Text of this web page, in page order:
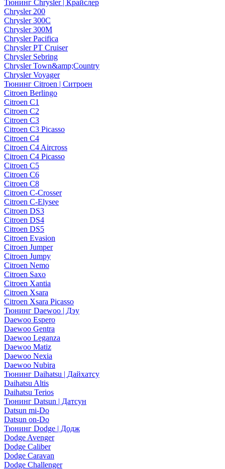
Тюнинг Chrysler | Крайслер
Chrysler 200
Chrysler 300C
Chrysler 300M
Chrysler Pacifica
Chrysler PT Cruiser
Chrysler Sebring
Chrysler Town&amp;Country
Chrysler Voyager
Тюнинг Citroen | Ситроен
Citroen Berlingo
Citroen C1
Citroen C2
Citroen C3
Citroen C3 Picasso
Citroen C4
Citroen C4 Aircross
Citroen C4 Picasso
Citroen C5
Citroen C6
Citroen C8
Citroen C-Crosser
Citroen C-Elysee
Citroen DS3
Citroen DS4
Citroen DS5
Citroen Evasion
Citroen Jumper
Citroen Jumpy
Citroen Nemo
Citroen Saxo
Citroen Xantia
Citroen Xsara
Citroen Xsara Picasso
Тюнинг Daewoo | Дэу
Daewoo Espero
Daewoo Gentra
Daewoo Leganza
Daewoo Matiz
Daewoo Nexia
Daewoo Nubira
Тюнинг Daihatsu | Дайхатсу
Daihatsu Altis
Daihatsu Terios
Тюнинг Datsun | Датсун
Datsun mi-Do
Datsun on-Do
Тюнинг Dodge | Додж
Dodge Avenger
Dodge Caliber
Dodge Caravan
Dodge Challenger